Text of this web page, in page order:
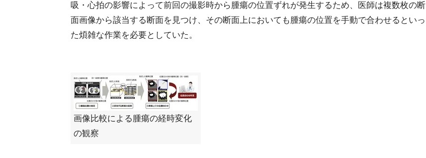
吸・心拍の影響によって前回の撮影時から腫瘍の位置ずれが発生するため、医師は複数枚の断
面画像から該当する断面を見つけ、その断面上においても腫瘍の位置を手動で合わせるといっ
た煩雑な作業を必要としていた。
画像比較による腫瘍の経時変化
の観察